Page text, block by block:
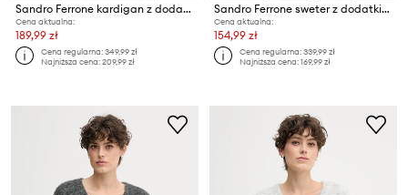
Sandro Ferrone kardigan z dodatkiem wełny
Cena aktualna:
189,99 zł
Cena regularna:349,99 zł
Najniższa cena:209,99 zł
Sandro Ferrone sweter z dodatkiem wełny
Cena aktualna:
154,99 zł
Cena regularna:339,99 zł
Najniższa cena:169,99 zł